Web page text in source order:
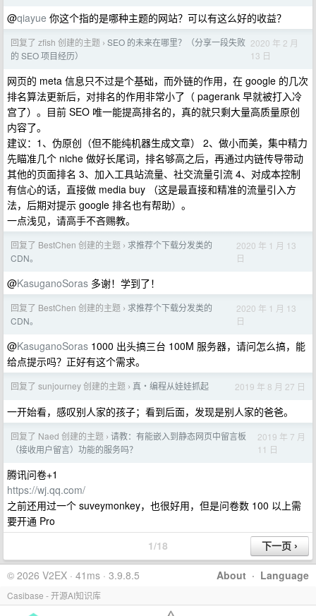
@qiayue 你这个指的是哪种主题的网站？可以有这么好的收益？
回复了 zfish 创建的主题 › SEO 的未来在哪里？（分享一段失败
的 SEO 项目经历）
2020 年 2 月
13 日
网页的 meta 信息只不过是个基础，而外链的作用，在 google 的几次
排名算法更新后，对排名的作用非常小了（ pagerank 早就被打入冷
宫了）。目前 SEO 唯一能提高排名的，真的就只剩大量高质量原创
内容了。
建议：1、伪原创（但不能纯机器生成文章） 2、做小而美，集中精力
先瞄准几个 niche 做好长尾词，排名够高之后，再通过内链传导带动
其他的页面排名 3、加入工具站流量、社交流量引流 4、对成本控制
有信心的话，直接做 media buy （这是最直接和精准的流量引入方
法，后期对提示 google 排名也有帮助）。
一点浅见，请高手不吝赐教。
回复了 BestChen 创建的主题 › 求推荐个下载分发类的
CDN。
2020 年 1 月 13
日
@KasuganoSoras 多谢！学到了！
回复了 BestChen 创建的主题 › 求推荐个下载分发类的
CDN。
2020 年 1 月 13
日
@KasuganoSoras 1000 出头搞三台 100M 服务器，请问怎么搞，能
给点提示吗？正好有这个需求。
回复了 sunjourney 创建的主题 › 真・编程从娃娃抓起 2019 年 8 月 27 日
一开始看，感叹别人家的孩子；看到后面，发现是别人家的爸爸。
回复了 Naed 创建的主题 › 请教：有能嵌入到静态网页中留言板
（接收用户留言）功能的服务吗？
2019 年 7 月
11 日
腾讯问卷+1
https://wj.qq.com/
之前还用过一个 suveymonkey，也很好用，但是问卷数 100 以上需
要开通 Pro
1/18
About · Language
© 2026 V2EX · 41ms · 3.9.8.5
Casibase - 开源AI知识库